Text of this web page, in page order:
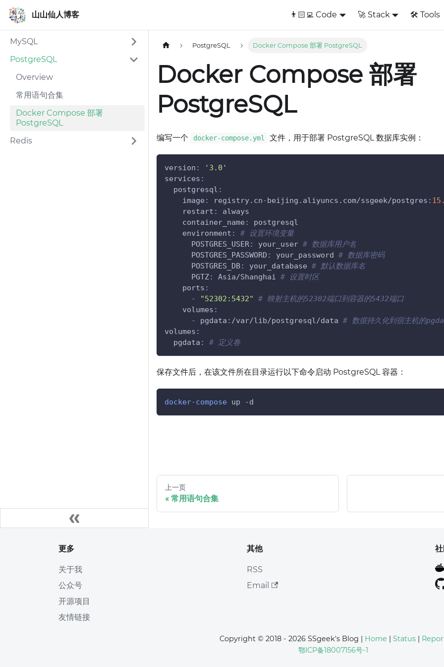
山山仙人博客 👨🏻‍💻 Code 🚀 Stack 🛠️ Tools
山山仙人博客
MySQL
PostgreSQL
Overview
常用语句合集
Docker Compose 部署
PostgreSQL
Redis
PostgreSQL Docker Compose 部署 PostgreSQL
Docker Compose 部署
PostgreSQL
编写一个 docker-compose.yml 文件，用于部署 PostgreSQL 数据库实例：
version :
'3.0'
services :
postgresql :
image : registry.cn-beijing.aliyuncs.com/ssgeek/postgres :
restart :
always
container_name :
postgresql
environment :
# 设置环境变量
POSTGRES_USER: your_user # 数据库用户名
POSTGRES_PASSWORD : your_password # 数据库密码
POSTGRES_DB: your_database # 默认数据库名
PGTZ: Asia/Shanghai # 设置时区
ports :
-
"52302:5432"
# 映射主机的52302端口到容器的5432端口
volumes :
-
pgdata : /var/lib/postgresql/data # 数据持久化到宿主机的
volumes :
pgdata : # 定义卷
保存文件后，在该文件所在目录运行以下命令启动 PostgreSQL 容器：
docker-compose up -d
上一页
常用语句合集
更多
关于我
公众号
开源项目
友情链接
其他
RSS
Email
Copyright © 2018 - 2026 SSgeek's Blog | Home | Status |
鄂ICP备18007156号-1